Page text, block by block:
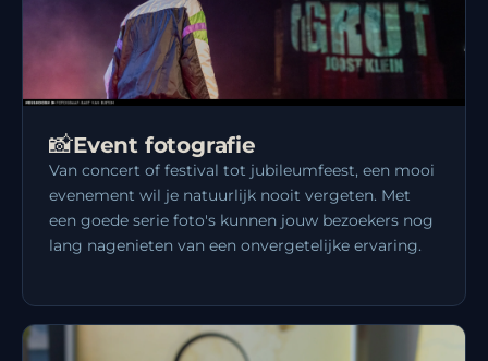
📸Event fotografie
Van concert of festival tot jubileumfeest, een mooi
evenement wil je natuurlijk nooit vergeten. Met
een goede serie foto's kunnen jouw bezoekers nog
lang nagenieten van een onvergetelijke ervaring.